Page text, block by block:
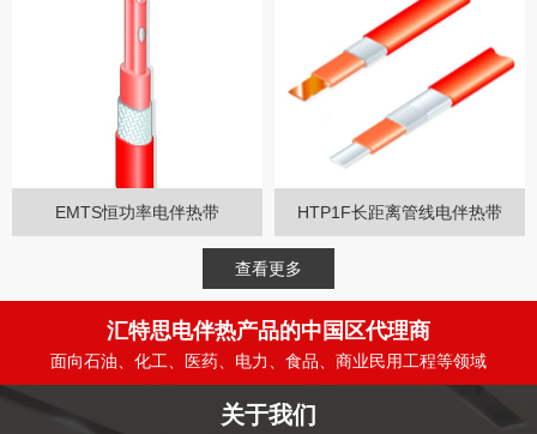
EMTS恒功率电伴热带 HTP1F长距离管线电伴热带
查看更多
汇特思电伴热产品的中国区代理商
面向石油、化工、医药、电力、食品、商业民用工程等领域
关于我们